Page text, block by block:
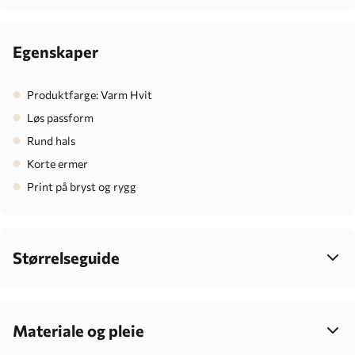
Egenskaper
Produktfarge: Varm Hvit
Løs passform
Rund hals
Korte ermer
Print på bryst og rygg
Størrelseguide
barnets individuelle vekst.
Materiale og pleie